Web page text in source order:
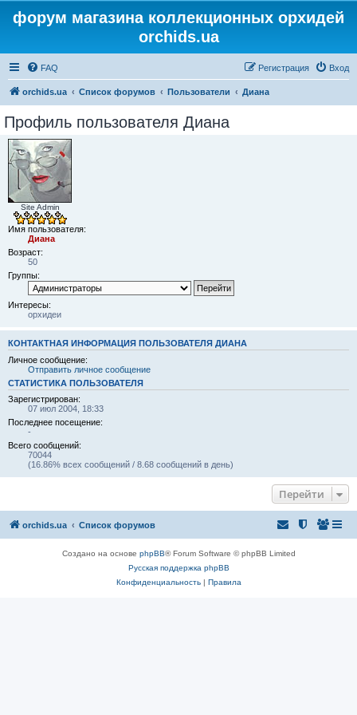
форум магазина коллекционных орхидей
orchids.ua
FAQ Вход
Регистрация
orchids.ua Список форумов Пользователи Диана
Профиль пользователя Диана
Site Admin
Имя пользователя:
Диана
Возраст:
50
Группы:
Интересы:
орхидеи
КОНТАКТНАЯ ИНФОРМАЦИЯ ПОЛЬЗОВАТЕЛЯ ДИАНА
Личное сообщение:
Отправить личное сообщение
СТАТИСТИКА ПОЛЬЗОВАТЕЛЯ
Зарегистрирован:
07 июл 2004, 18:33
Последнее посещение:
-
Всего сообщений:
70044
(16.86% всех сообщений / 8.68 сообщений в день)
Перейти
orchids.ua Список форумов
Создано на основе phpBB® Forum Software © phpBB Limited
Русская поддержка phpBB
Конфиденциальность| Правила